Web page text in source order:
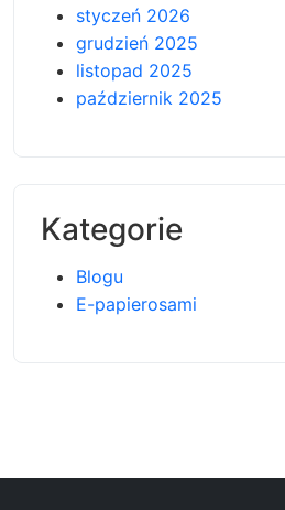
styczeń 2026
grudzień 2025
listopad 2025
październik 2025
Kategorie
Blogu
E-papierosami